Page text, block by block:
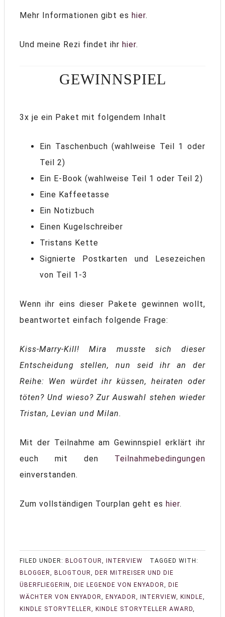
Mehr Informationen gibt es hier.
Und meine Rezi findet ihr hier.
GEWINNSPIEL
3x je ein Paket mit folgendem Inhalt
Ein Taschenbuch (wahlweise Teil 1 oder
Teil 2)
Ein E-Book (wahlweise Teil 1 oder Teil 2)
Eine Kaffeetasse
Ein Notizbuch
Einen Kugelschreiber
Tristans Kette
Signierte Postkarten und Lesezeichen
von Teil 1-3
Wenn ihr eins dieser Pakete gewinnen wollt,
beantwortet einfach folgende Frage:
Kiss-Marry-Kill! Mira musste sich dieser
Entscheidung stellen, nun seid ihr an der
Reihe: Wen würdet ihr küssen, heiraten oder
töten? Und wieso? Zur Auswahl stehen wieder
Tristan, Levian und Milan.
Mit der Teilnahme am Gewinnspiel erklärt ihr
euch mit den Teilnahmebedingungen
einverstanden.
Zum vollständigen Tourplan geht es hier.
FILED UNDER: BLOGTOUR, INTERVIEW
TAGGED WITH:
BLOGGER, BLOGTOUR, DER MITREISER UND DIE
ÜBERFLIEGERIN , DIE LEGENDE VON ENYADOR, DIE
WÄCHTER VON ENYADOR, ENYADOR, INTERVIEW, KINDLE,
KINDLE STORYTELLER, KINDLE STORYTELLER AWARD,